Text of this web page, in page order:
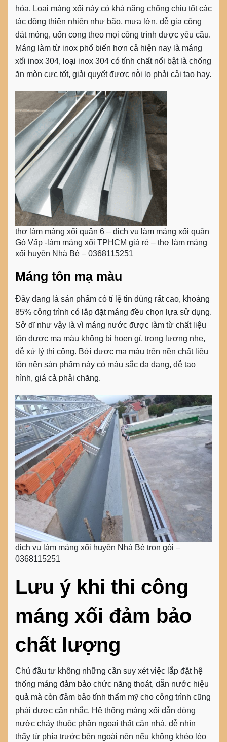
hóa. Loại máng xối này có khả năng chống chịu tốt các
tác động thiên nhiên như bão, mưa lớn, dễ gia công
dát mỏng, uốn cong theo mọi công trình được yêu cầu.
Máng làm từ inox phổ biến hơn cả hiện nay là máng
xối inox 304, loại inox 304 có tính chất nổi bật là chống
ăn mòn cực tốt, giải quyết được nỗi lo phải cải tạo hay.
thợ làm máng xối quận 6 – dịch vụ làm máng xối quận
Gò Vấp -làm máng xối TPHCM giá rẻ – thợ làm máng
xối huyện Nhà Bè – 0368115251
Máng tôn mạ màu
Đây đang là sản phẩm có tỉ lệ tin dùng rất cao, khoảng
85% công trình có lắp đặt máng đều chọn lựa sử dụng.
Sở dĩ như vậy là vì máng nước được làm từ chất liệu
tôn được mạ màu không bị hoen gỉ, trọng lượng nhẹ,
dễ xử lý thi công. Bởi được mạ màu trên nền chất liệu
tôn nên sản phẩm này có màu sắc đa dạng, dễ tạo
hình, giá cả phải chăng.
dịch vụ làm máng xối huyện Nhà Bè trọn gói –
0368115251
Lưu ý khi thi công
máng xối đảm bảo
chất lượng
Chủ đầu tư không những cần suy xét việc lắp đặt hệ
thống máng đảm bảo chức năng thoát, dẫn nước hiệu
quả mà còn đảm bảo tính thẩm mỹ cho công trình cũng
phải được cân nhắc. Hệ thống máng xối dẫn dòng
nước chảy thuộc phần ngoại thất căn nhà, dễ nhìn
thấy từ phía trước bên ngoài nên nếu không khéo léo